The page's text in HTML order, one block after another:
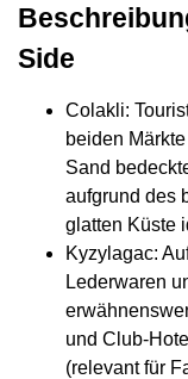
Side
Colakli:
beiden
Sand
aufgrund des
glatten Küste
Kyzylagac:
Lederwaren
und Club-
(relevant für